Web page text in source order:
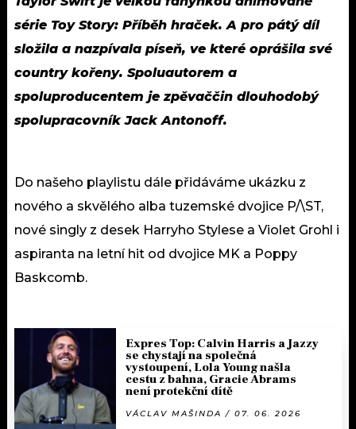
série Toy Story: Příběh hraček. A pro pátý díl
složila a nazpívala píseň, ve které oprášila své
country kořeny. Spoluautorem a
spoluproducentem je zpěvaččin dlouhodobý
spolupracovník Jack Antonoff.
Do našeho playlistu dále přidáváme ukázku z
nového a skvělého alba tuzemské dvojice P/\ST,
nové singly z desek Harryho Stylese a Violet Grohl i
aspiranta na letní hit od dvojice MK a Poppy
Baskcomb.
Expres Top: Calvin Harris a Jazzy
se chystají na společná
vystoupení, Lola Young našla
cestu z bahna, Gracie Abrams
není protekční dítě
VÁCLAV MAŠINDA / 07. 06. 2026